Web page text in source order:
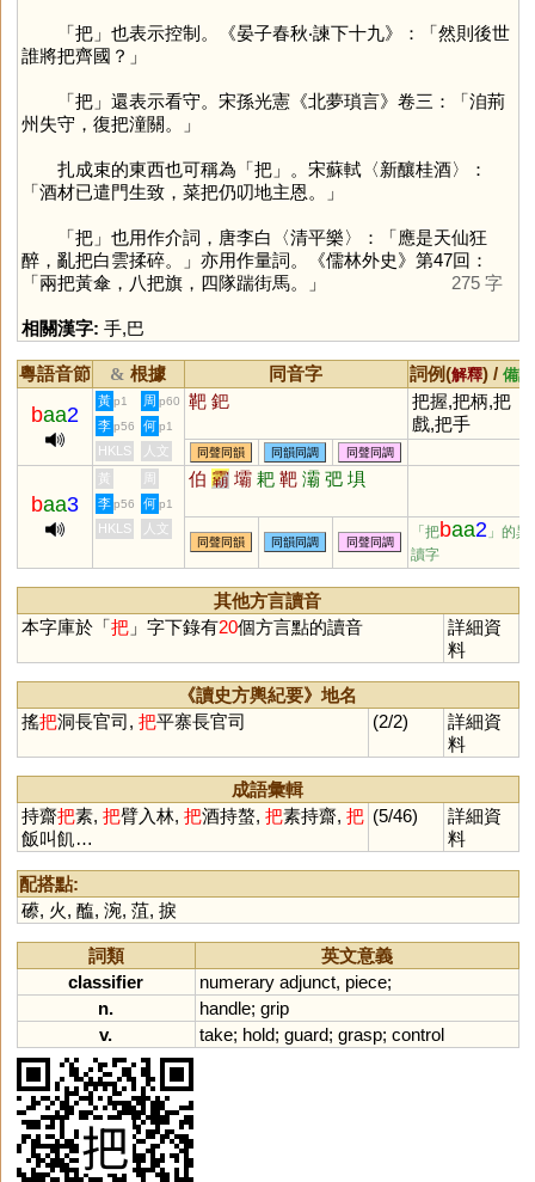
「把」也表示控制。《晏子春秋‧諫下十九》：「然則後世
誰將把齊國？」
「把」還表示看守。宋孫光憲《北夢瑣言》卷三：「洎荊
州失守，復把潼關。」
扎成束的東西也可稱為「把」。宋蘇軾〈新釀桂酒〉：
「酒材已遣門生致，菜把仍叨地主恩。」
「把」也用作介詞，唐李白〈清平樂〉：「應是天仙狂
醉，亂把白雲揉碎。」亦用作量詞。《儒林外史》第47回：
「兩把黃傘，八把旗，四隊踹街馬。」
275 字
相關漢字: 手,巴
粵語音節 & 根據 同音字 詞例(解釋) / 備註
baa2
黃 p1 周 p60 靶 鈀
把握,把柄,把
戲,把手
李 p56 何 p1
HKLS 人文 同聲同韻 同韻同調 同聲同調
baa3
黃 周 伯 霸 壩 耙 靶 灞 弝 埧
李 p56 何 p1
HKLS 人文
同聲同韻 同韻同調 同聲同調
「把baa2 」的異
讀字
其他方言讀音
本字庫於「把」字下錄有20個方言點的讀音
詳細資
料
《讀史方輿紀要》地名
搖把洞長官司, 把平寨長官司 (2/2)
詳細資
料
成語彙輯
持齋把素, 把臂入林, 把酒持螯, 把素持齋, 把
飯叫飢…
(5/46)
詳細資
料
配搭點:
礤, 火, 醢, 涴, 菹, 捩
詞類
英文意義
classifier
numerary adjunct, piece;
n.
handle; grip
v.
take; hold; guard; grasp; control